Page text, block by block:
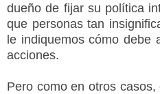
dueño de fijar su política
que personas tan
le indiquemos cómo debe
acciones.
Pero como en otros